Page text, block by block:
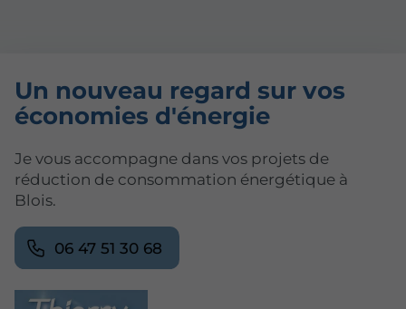
Un nouveau regard sur vos
économies d'énergie
Je vous accompagne dans vos projets de
réduction de consommation énergétique à
Blois.
06 47 51 30 68